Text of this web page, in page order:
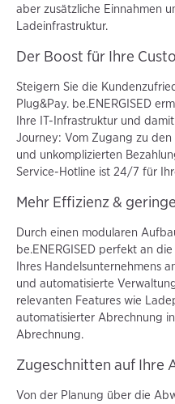
aber zusätzliche Einnahmen
Ladeinfrastruktur.
Der Boost für Ihre
Steigern Sie die
Plug&Pay. be.ENERGISED
Ihre IT-Infrastruktur und
Journey: Vom Zugang zu
und unkomplizierten
Service-Hotline ist 24/7 für
Mehr Effizienz &
Durch einen modularen
be.ENERGISED perfekt an
Ihres Handelsunternehmens
und automatisierte
relevanten Features wie
automatisierter Abrechnung
Abrechnung.
Zugeschnitten auf Ihre
Von der Planung über die